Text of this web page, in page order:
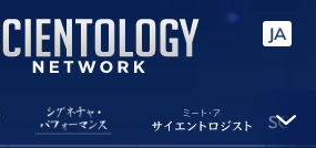
JA